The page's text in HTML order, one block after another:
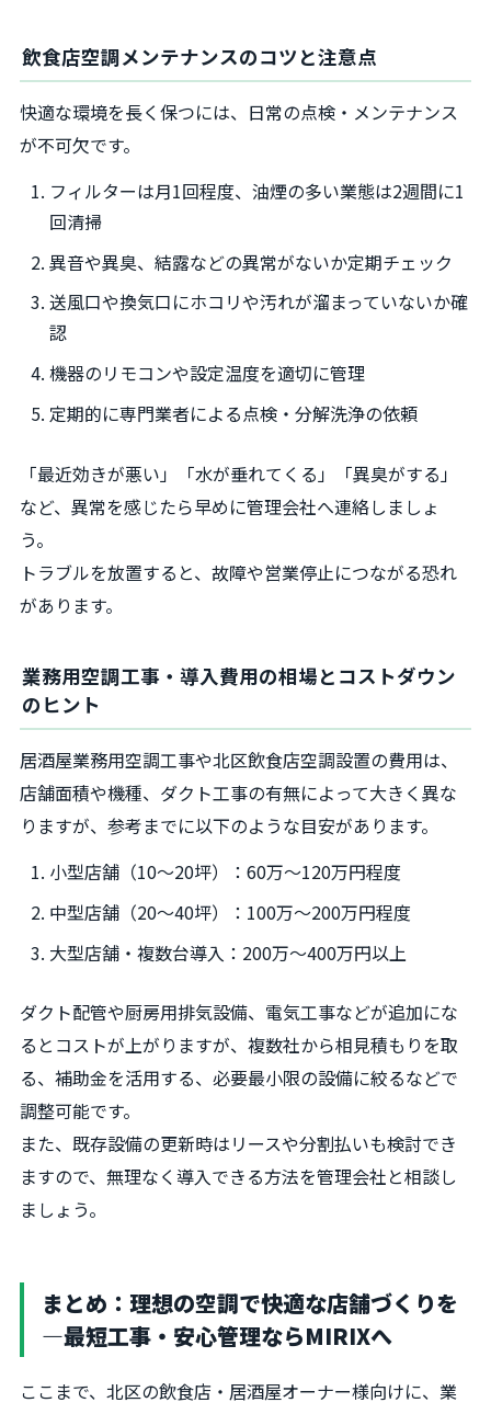
飲食店空調メンテナンスのコツと注意点
快適な環境を長く保つには、日常の点検・メンテナンス
が不可欠です。
フィルターは月1回程度、油煙の多い業態は2週間に1
回清掃
異音や異臭、結露などの異常がないか定期チェック
送風口や換気口にホコリや汚れが溜まっていないか確
認
機器のリモコンや設定温度を適切に管理
定期的に専門業者による点検・分解洗浄の依頼
「最近効きが悪い」「水が垂れてくる」「異臭がする」
など、異常を感じたら早めに管理会社へ連絡しましょ
う。
トラブルを放置すると、故障や営業停止につながる恐れ
があります。
業務用空調工事・導入費用の相場とコストダウン
のヒント
居酒屋業務用空調工事や北区飲食店空調設置の費用は、
店舗面積や機種、ダクト工事の有無によって大きく異な
りますが、参考までに以下のような目安があります。
小型店舗（10～20坪）：60万～120万円程度
中型店舗（20～40坪）：100万～200万円程度
大型店舗・複数台導入：200万～400万円以上
ダクト配管や厨房用排気設備、電気工事などが追加にな
るとコストが上がりますが、複数社から相見積もりを取
る、補助金を活用する、必要最小限の設備に絞るなどで
調整可能です。
また、既存設備の更新時はリースや分割払いも検討でき
ますので、無理なく導入できる方法を管理会社と相談し
ましょう。
まとめ：理想の空調で快適な店舗づくりを
―最短工事・安心管理ならMIRIXへ
ここまで、北区の飲食店・居酒屋オーナー様向けに、業